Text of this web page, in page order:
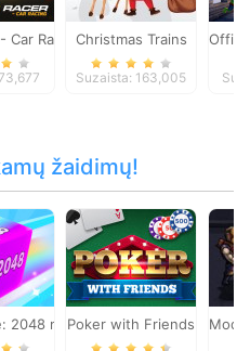
Car RacingChristmas Trains
Suzaista: 163,005
žaidimų!
2048 mergePoker with Friends